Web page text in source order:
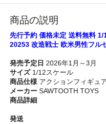
商品の説明
先行予約 価格未定 送料無料
20253 改造戦士 欧米男性フル
発売予定日 2026年1月～3月
サイズ1/12スケール
商品仕様 アクションフィギュ
メーカー SAWTOOTH TOYS
商品詳細
発送